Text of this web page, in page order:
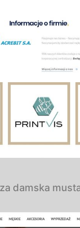
damska